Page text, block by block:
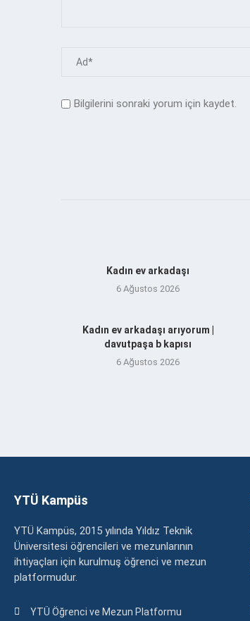
Bilgilerini sonraki yorum için kaydet.
Kadın ev arkadaşı
6 Ağustos 2026
Kadın ev arkadaşı arıyorum |
davutpaşa b kapısı
6 Ağustos 2026
YTÜ Kampüs
YTÜ Kampüs, 2015 yılında Yıldız Teknik
Üniversitesi öğrencileri ve mezunlarının
ihtiyaçları için kurulmuş öğrenci ve mezun
platformudur.
YTÜ Öğrenci ve Mezun Platformu